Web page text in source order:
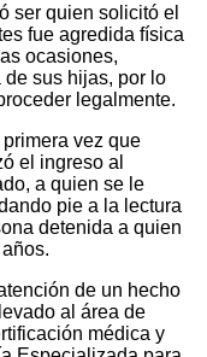
ser quien solicitó el
fue agredida física
ocasiones,
de sus hijas, por lo
legalmente.
vez que
el ingreso al
a quien se le
pie a la lectura
detenida a quien
de un hecho
al área de
médica y